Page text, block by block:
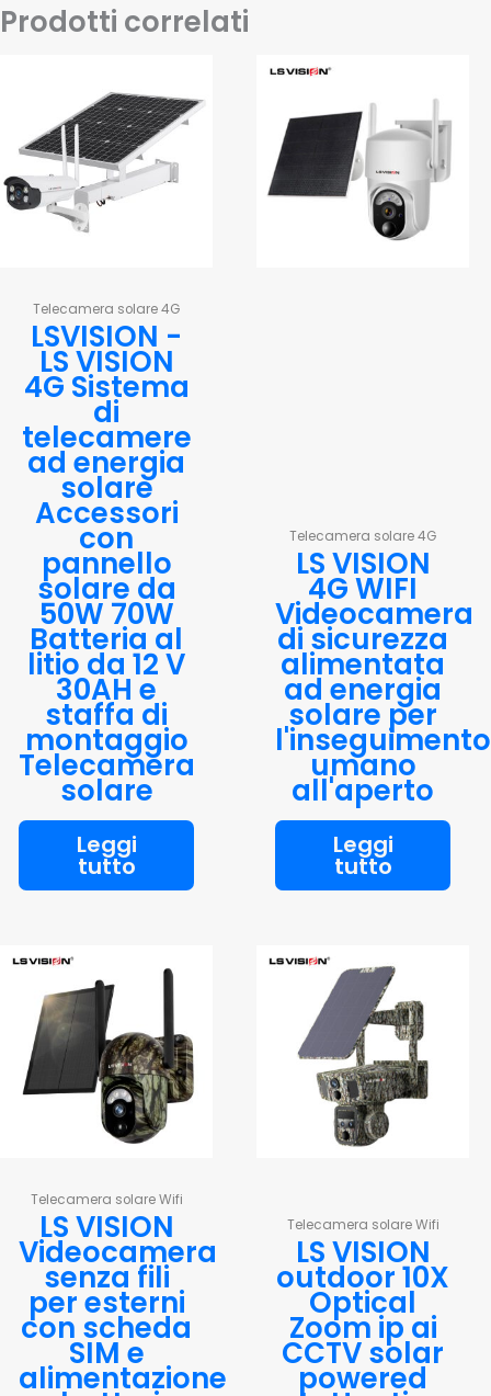
Prodotti correlati
Telecamera solare 4G
LSVISION -
LS VISION
4G Sistema
di
telecamere
ad energia
solare
Accessori
con
pannello
solare da
50W 70W
Batteria al
litio da 12 V
30AH e
staffa di
montaggio
Telecamera
solare
Leggi
tutto
Telecamera solare 4G
LS VISION
4G WIFI
Videocamera
di sicurezza
alimentata
ad energia
solare per
l'inseguimento
umano
all'aperto
Leggi
tutto
Telecamera solare Wifi
LS VISION
Videocamera
senza fili
per esterni
con scheda
SIM e
alimentazione
Telecamera solare Wifi
LS VISION
outdoor 10X
Optical
Zoom ip ai
CCTV solar
powered